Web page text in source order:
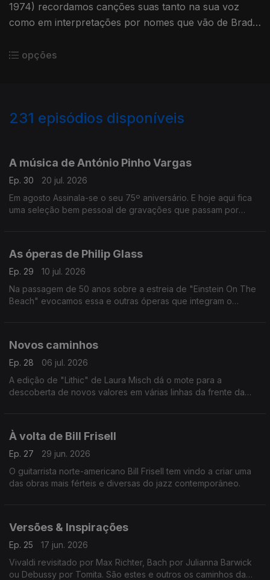
1974) recordamos canções suas tanto na sua voz
como em interpretações por nomes que vão de Brad
Junkyards.
opções
231 episódios disponíveis
A música de António Pinho Vargas
Ep. 30
20 jul. 2026
Em agosto Assinala-se o seu 75º aniversário. E hoje aqui fica
uma seleção bem pessoal de gravações que passam por
As óperas de Philip Glass
Ep. 29
10 jul. 2026
Na passagem de 50 anos sobre a estreia de "Einstein On The
Beach" evocamos essa e outras óperas que integram o
Novos caminhos
Ep. 28
06 jul. 2026
A edição de "Lithic" de Laura Misch dá o mote para a
descoberta de novos valores em várias linhas da frente da
À volta de Bill Frisell
Ep. 27
29 jun. 2026
O guitarrista norte-americano Bill Frisell tem vindo a criar uma
das obras mais férteis e diversas do jazz contemporâneo.
Versões & Inspirações
Ep. 25
17 jun. 2026
Vivaldi revisitado por Max Richter, Bach por Julianna Barwick
ou Debussy por Tomita. São estes e outros os caminhos da